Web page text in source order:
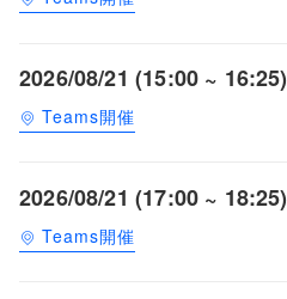
2026/08/21 (15:00 ~ 16:25)
Teams開催
2026/08/21 (17:00 ~ 18:25)
Teams開催